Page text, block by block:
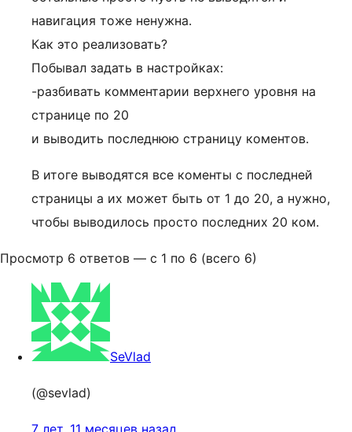
навигация тоже ненужна.
Как это реализовать?
Побывал задать в настройках:
-разбивать комментарии верхнего уровня на
странице по 20
и выводить последнюю страницу коментов.
В итоге выводятся все коменты с последней
страницы а их может быть от 1 до 20, а нужно,
чтобы выводилось просто последних 20 ком.
Просмотр 6 ответов — с 1 по 6 (всего 6)
SeVlad
(@sevlad)
7 лет, 11 месяцев назад